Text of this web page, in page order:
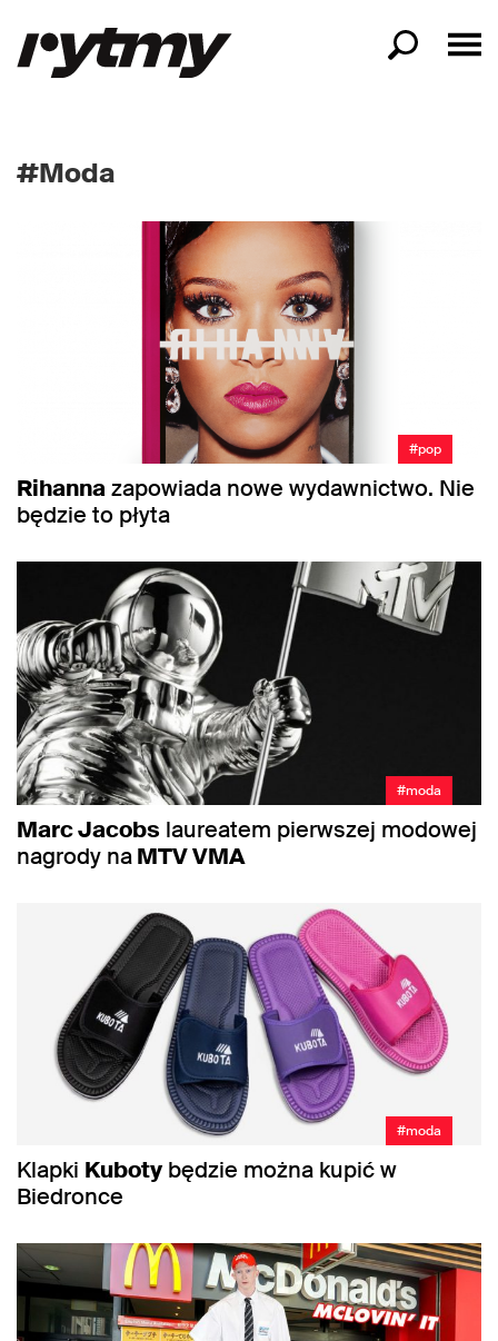
#Moda
#pop
Rihannazapowiada nowe wydawnictwo. Nie
będzie to płyta
#moda
Marc Jacobs laureatem pierwszej modowej
nagrody naMTV VMA
#moda
Klapki Kuboty będzie można kupić w
Biedronce